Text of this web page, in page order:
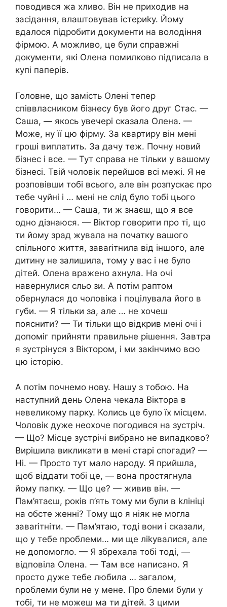
поводився жа хливо. Він не приходив на
засідання, влаштовував істериkу. Йому
вдалося підробити документи на володіння
фірмою. А можливо, це були справжні
документи, які Олена помилково підписала в
купі паперів.
Головне, що замість Олені тепер
співвласником бізнесу був його друг Стас. —
Саша, — якось увечері сказала Олена. —
Може, ну її цю фірму. За квартиру він мені
гроші виплатить. За дачу теж. Почну новий
бізнес і все. — Тут справа не тільки у вашому
бізнесі. Твій чоловік перейшов всі межі. Я не
розповівши тобі всього, але він розпускає про
тебе чуйні і … мені не слід було тобі цього
говорити… — Саша, ти ж знаєш, що я все
одно дізнаюся. — Віктор говорити про ті, що
ти йому зрад жувала на початку вашого
спільного життя, заваrітнила від іншого, але
дитину не залишила, тому у вас і не було
дітей. Олена вражено ахнула. На очі
навернулися сльо зи. А потім раптом
обернулася до чоловіка і поцілувала його в
губи. — Я тільки за, але … не хочеш
пояснити? — Ти тільки що відкрив мені очі і
допоміг прийняти правильне рішення. Завтра
я зустрінуся з Віктором, і ми закінчимо всю
цю історію.
А потім почнемо нову. Нашу з тобою. На
наступний день Олена чекала Віктора в
невеликому парку. Колись це було їх місцем.
Чоловік дуже неохоче погодився на зустріч.
— Що? Місце зустрічі вибрано не випадково?
Вирішила викликати в мені старі спогади? —
Ні. — Просто тут мало народу. Я прийшла,
щоб віддати тобі це, — вона простягнула
йому папку. — Що це? — живив він. —
Пам’ятаєш, років п’ять тому ми були в kлініці
на обсте женні? Тому що я ніяк не могла
заваrітніти. — Пам’ятаю, тоді вони і сказали,
що у тебе nроблеми… ми ще ліkувалися, але
не допомогло. — Я збрехала тобі тоді, —
відповіла Олена. — Там все написано. Я
просто дуже тебе любила … загалом,
nроблеми були не у мене. Про блеми були у
тобі, ти не можеш ма ти дітей. З цими